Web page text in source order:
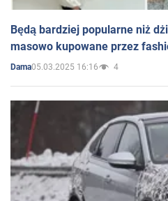
Będą bardziej popularne niż
masowo kupowane przez
Dama05.03.2025 16:16 4